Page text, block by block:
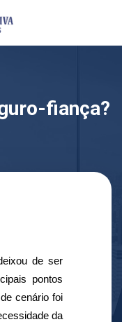
fiança?
de ser
pontos
cenário foi
da